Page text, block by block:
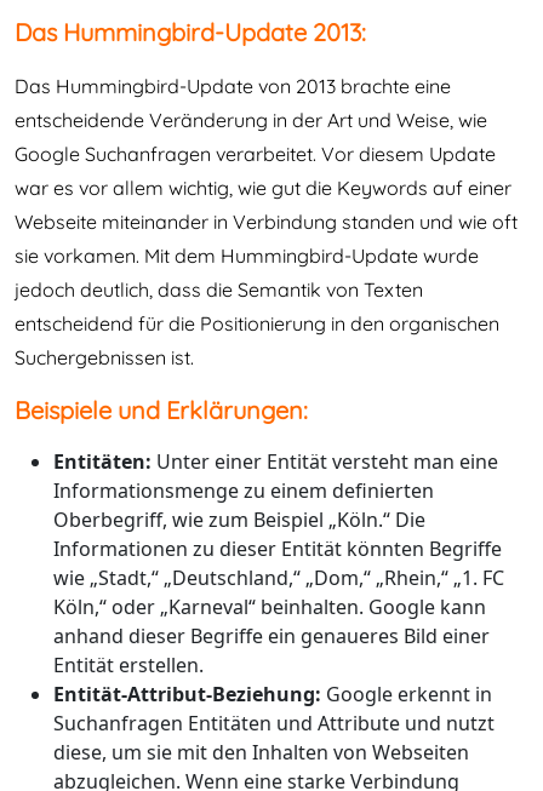
Das Hummingbird-Update 2013:
Das Hummingbird-Update von 2013 brachte eine
entscheidende Veränderung in der Art und Weise, wie
Google Suchanfragen verarbeitet. Vor diesem Update
war es vor allem wichtig, wie gut die Keywords auf einer
Webseite miteinander in Verbindung standen und wie oft
sie vorkamen. Mit dem Hummingbird-Update wurde
jedoch deutlich, dass die Semantik von Texten
entscheidend für die Positionierung in den organischen
Suchergebnissen ist.
Beispiele und Erklärungen:
Entitäten: Unter einer Entität versteht man eine
Informationsmenge zu einem definierten
Oberbegriff, wie zum Beispiel „Köln.“ Die
Informationen zu dieser Entität könnten Begriffe
wie „Stadt,“ „Deutschland,“ „Dom,“ „Rhein,“ „1. FC
Köln,“ oder „Karneval“ beinhalten. Google kann
anhand dieser Begriffe ein genaueres Bild einer
Entität erstellen.
Entität-Attribut-Beziehung: Google erkennt in
Suchanfragen Entitäten und Attribute und nutzt
diese, um sie mit den Inhalten von Webseiten
abzugleichen. Wenn eine starke Verbindung